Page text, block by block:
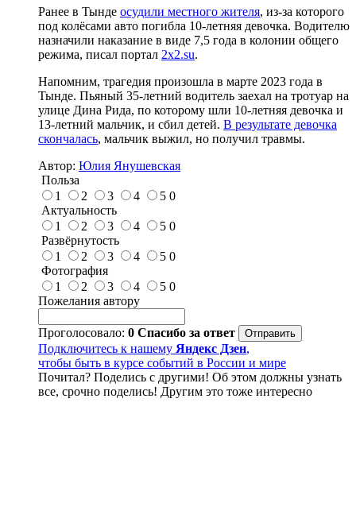
Ранее в Тынде осудили местного жителя, из-за которого
под колёсами авто погибла 10-летняя девочка. Водителю
назначили наказание в виде 7,5 года в колонии общего
режима, писал портал 2x2.su.
Напомним, трагедия произошла в марте 2023 года в
Тынде. Пьяный 35-летний водитель заехал на тротуар на
улице Дина Рида, по которому шли 10-летняя девочка и
13-летний мальчик, и сбил детей. В результате девочка
скончалась, мальчик выжил, но получил травмы.
Автор: Юлия Янушевская
Польза
1
2 3 4 5 0
Актуальность
1
2 3 4 5 0
Развёрнутость
1
2 3 4 5 0
Фотография
1
2 3 4 5 0
Пожелания автору
Проголосовало: 0 Спасибо за ответ
Подключитесь к нашему Яндекс Дзен,
чтобы быть в курсе событий в России и мире
Почитал? Поделись с другими! Об этом должны узнать
все, срочно поделись! Другим это тоже интересно